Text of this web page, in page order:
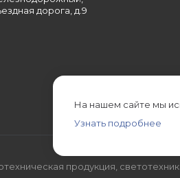
дорога, д.9
продукция,
На нашем сайте мы
Узнать подробнее